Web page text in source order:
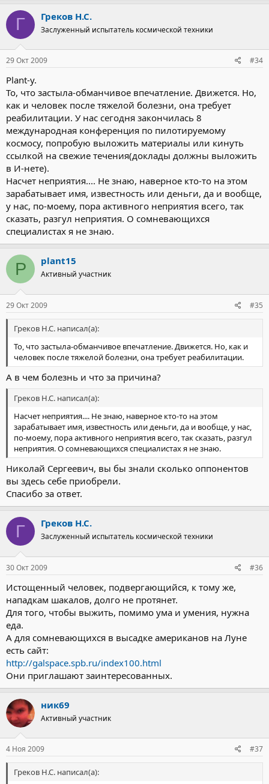
Г Греков Н.С.
Заслуженный испытатель космической техники
29 Окт 2009 #34
Plant-у.
То, что застыла-обманчивое впечатление. Движется. Но,
как и человек после тяжелой болезни, она требует
реабилитации. У нас сегодня закончилась 8
международная конференция по пилотируемому
космосу, попробую выложить материалы или кинуть
ссылкой на свежие течения(доклады должны выложить
в И-нете).
Насчет неприятия.... Не знаю, наверное кто-то на этом
зарабатывает имя, известность или деньги, да и вообще,
у нас, по-моему, пора активного неприятия всего, так
сказать, разгул неприятия. О сомневающихся
специалистах я не знаю.
P plant15
Активный участник
29 Окт 2009 #35
Греков Н.С. написал(а):
То, что застыла-обманчивое впечатление. Движется. Но, как и
человек после тяжелой болезни, она требует реабилитации.
А в чем болезнь и что за причина?
Греков Н.С. написал(а):
Насчет неприятия.... Не знаю, наверное кто-то на этом
зарабатывает имя, известность или деньги, да и вообще, у нас,
по-моему, пора активного неприятия всего, так сказать, разгул
неприятия. О сомневающихся специалистах я не знаю.
Николай Сергеевич, вы бы знали сколько оппонентов
вы здесь себе приобрели.
Спасибо за ответ.
Г Греков Н.С.
Заслуженный испытатель космической техники
30 Окт 2009 #36
Истощенный человек, подвергающийся, к тому же,
нападкам шакалов, долго не протянет.
Для того, чтобы выжить, помимо ума и умения, нужна
еда.
А для сомневающихся в высадке американов на Луне
есть сайт:
http://galspace.spb.ru/index100.html
Они приглашают заинтересованных.
ник69
Активный участник
4 Ноя 2009 #37
Греков Н.С. написал(а):